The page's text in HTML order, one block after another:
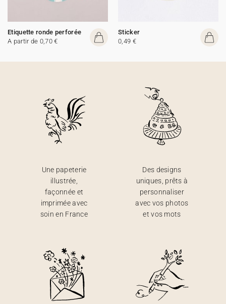
Etiquette ronde perforée
A partir de 0,70 €
Sticker
0,49 €
Une papeterie
illustrée,
façonnée et
imprimée avec
soin en France
Des designs
uniques, prêts à
personnaliser
avec vos photos
et vos mots